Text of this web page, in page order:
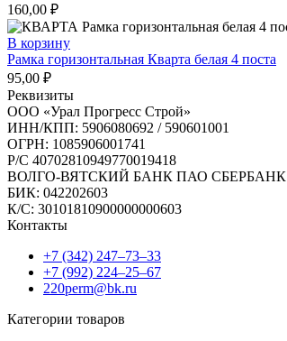
160,00 ₽
В корзину
Рамка горизонтальная Кварта белая 4 поста
95,00 ₽
Реквизиты
ООО «Урал Прогресс Строй»
ИНН/КПП: 5906080692 / 590601001
ОГРН: 1085906001741
Р/C 40702810949770019418
ВОЛГО-ВЯТСКИЙ БАНК ПАО СБЕРБАНК
БИК: 042202603
К/С: 30101810900000000603
Контакты
+7 (342) 247‒73‒33
+7 (992) 224‒25‒67
220perm@bk.ru
Категории товаров